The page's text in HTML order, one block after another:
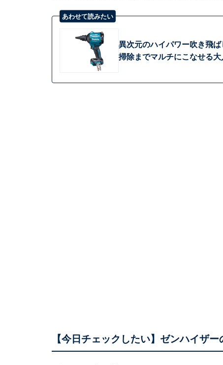
あわせて読みたい
異次元のハイパワー吹き飛
掃除までマルチにこなせる
【今日チェックしたい】ゼンハイザ